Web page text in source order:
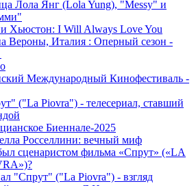
Лола Янг (Lola Yung), "Messy" и
Хьюстон: I Will Always Love You
Вероны, Италия : Оперный сезон -
Международный Кинофестиваль -
("La Piovra") - телесериал, ставший
Биеннале-2025
Росселлини: вечный миф
сценаристом фильма «Спрут» («LA
"Спрут" ("La Piovra") - взгляд